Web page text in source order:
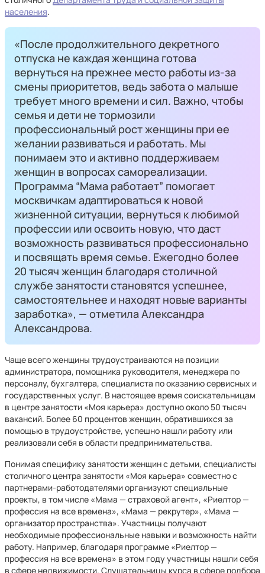
населения.
«После продолжительного декретного
отпуска не каждая женщина готова
вернуться на прежнее место работы из-за
смены приоритетов, ведь забота о малыше
требует много времени и сил. Важно, чтобы
семья и дети не тормозили
профессиональный рост женщины при ее
желании развиваться и работать. Мы
понимаем это и активно поддерживаем
женщин в вопросах самореализации.
Программа “Мама работает” помогает
москвичкам адаптироваться к новой
жизненной ситуации, вернуться к любимой
профессии или освоить новую, что даст
возможность развиваться профессионально
и посвящать время семье. Ежегодно более
20 тысяч женщин благодаря столичной
службе занятости становятся успешнее,
самостоятельнее и находят новые варианты
заработка», — отметила Александра
Александрова.
Чаще всего женщины трудоустраиваются на позиции
администратора, помощника руководителя, менеджера по
персоналу, бухгалтера, специалиста по оказанию сервисных и
государственных услуг. В настоящее время соискательницам
в центре занятости «Моя карьера» доступно около 50 тысяч
вакансий. Более 60 процентов женщин, обратившихся за
помощью в трудоустройстве, успешно нашли работу или
реализовали себя в области предпринимательства.
Понимая специфику занятости женщин с детьми, специалисты
столичного центра занятости «Моя карьера» совместно с
партнерами-работодателями организуют специальные
проекты, в том числе «Мама — страховой агент», «Риелтор —
профессия на все времена», «Мама — рекрутер», «Мама —
организатор пространства». Участницы получают
необходимые профессиональные навыки и возможность найти
работу. Например, благодаря программе «Риелтор —
профессия на все времена» в этом году участницы нашли себя
в сфере недвижимости. Слушательницы курса в сфере подбора